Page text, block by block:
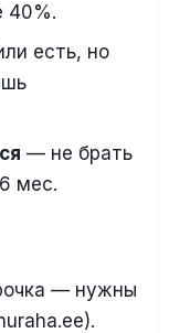
40%.
есть, но
— не брать
мес.
— нужны